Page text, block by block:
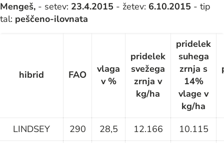
Mengeš, - setev: 23.4.2015 - žetev: 6.10.2015 - tip
tal: peščeno-ilovnata
hibrid FAO
vlaga
v %
pridelek
svežega
zrnja v
kg/ha
pridelek
suhega
zrnja s
14%
vlage v
kg/ha
LINDSEY 290 28,5 12.166 10.115